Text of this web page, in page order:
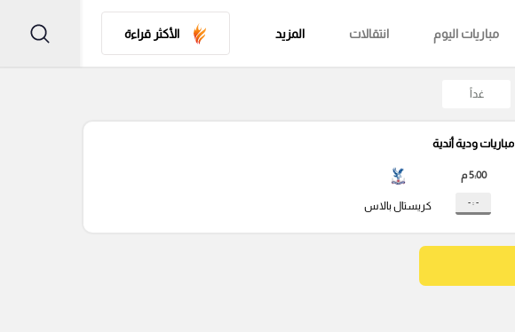
مباريات اليوم انتقالات المزيد الأكثر قراءة
غداً
مباريات ودية أندية
5:00 م
- : - كريستال بالاس